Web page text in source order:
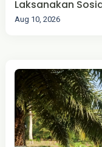
Laksanakan
Aug 10, 2026